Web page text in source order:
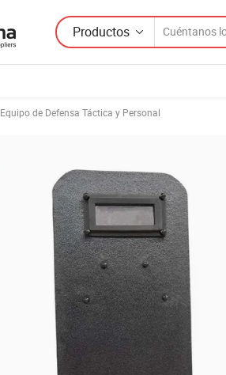
Productos
Equipo de Defensa Táctica y Personal